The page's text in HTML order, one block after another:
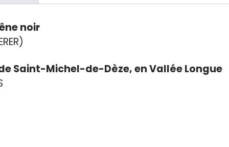
noir
Saint­-Michel­-de­-Dèze, en Vallée Longue